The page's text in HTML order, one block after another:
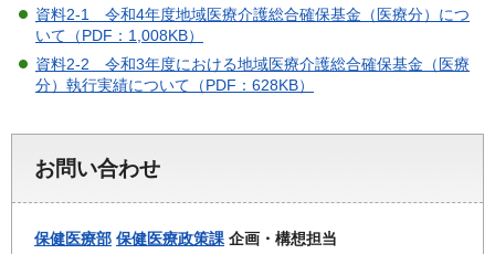
資料2-1 令和4年度地域医療介護総合確保基金（医療分）につ
いて（PDF：1,008KB）
資料2-2 令和3年度における地域医療介護総合確保基金（医療
分）執行実績について（PDF：628KB）
お問い合わせ
保健医療部 保健医療政策課 企画・構想担当